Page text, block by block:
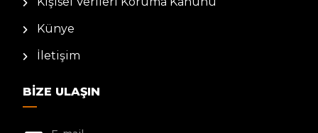
Künye
İletişim
BIZE ULAŞIN